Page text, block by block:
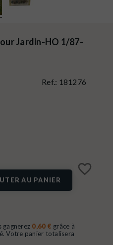
Jardin-HO 1/87-
Ref.: 181276
AU PANIER
favorite_border
gagnerez 0,60 € grâce à
Votre panier totalisera